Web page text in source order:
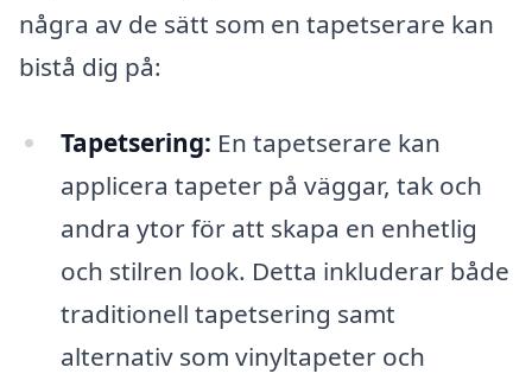
några av de sätt som en tapetserare kan
bistå dig på:
Tapetsering: En tapetserare kan
applicera tapeter på väggar, tak och
andra ytor för att skapa en enhetlig
och stilren look. Detta inkluderar både
traditionell tapetsering samt
alternativ som vinyltapeter och